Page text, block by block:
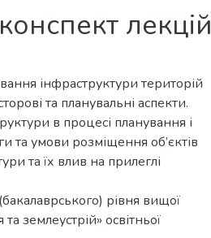
лекцій
інфраструктури територій
та планувальні аспекти.
в процесі планування і
та умови розміщення об’єктів
та їх влив на прилеглі
рівня вищої
землеустрій» освітньої